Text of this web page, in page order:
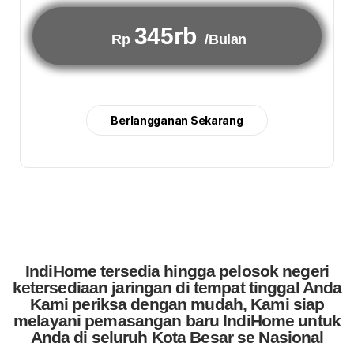
Rp 345rb /Bulan
Berlangganan Sekarang
IndiHome tersedia hingga pelosok negeri
ketersediaan jaringan di tempat tinggal Anda
Kami periksa dengan mudah, Kami siap
melayani pemasangan baru IndiHome untuk
Anda di seluruh Kota Besar se Nasional